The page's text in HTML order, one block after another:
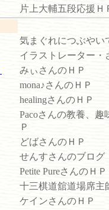
片上大輔五段応援Ｈ
気まぐれにつぶやい
イラストレーター・
みぃさんのＨＰ
mona♪さんのＨＰ
healingさんのＨＰ
Pacoさんの教養、
Ｐ
どばさんのＨＰ
せんすさんのブログ
Petite PureさんのＨＰ
十三棋道舘道場席主
ケインさんのＨＰ